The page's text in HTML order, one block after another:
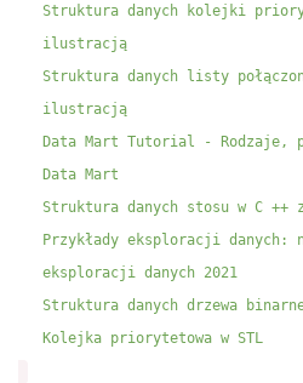
Struktura danych kolejki
ilustracją
Struktura danych listy
ilustracją
Data Mart Tutorial - Rodzaje,
Data Mart
Struktura danych stosu w C
Przykłady eksploracji danych:
eksploracji danych 2021
Struktura danych drzewa
Kolejka priorytetowa w STL